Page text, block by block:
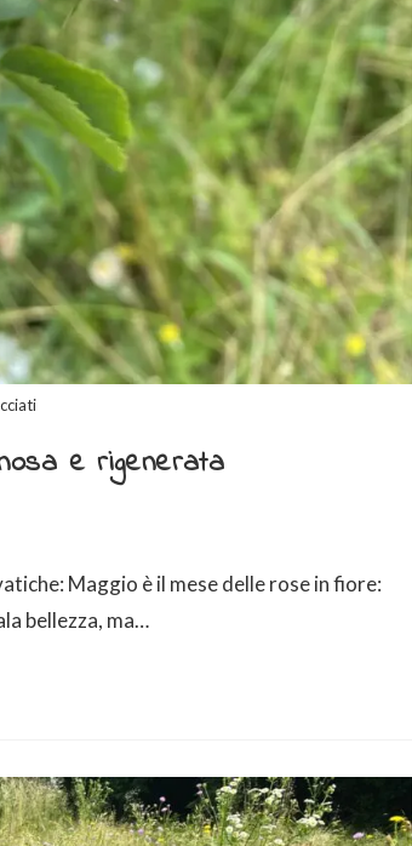
e rigenerata
Maggio è il mese delle rose in fiore:
bellezza, ma…